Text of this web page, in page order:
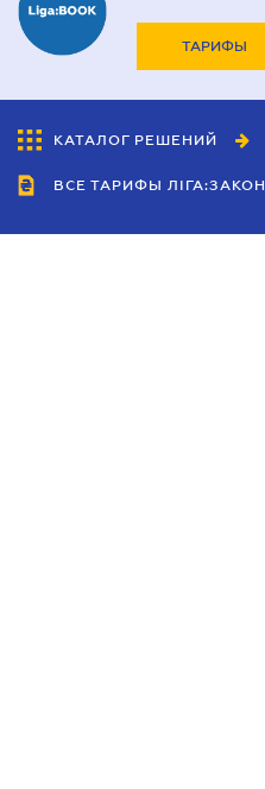
ТАРИФЫ
КАТАЛОГ РЕШЕНИЙ
ВСЕ ТАРИФЫ ЛІГА:ЗАКОН